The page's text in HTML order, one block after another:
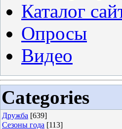
Каталог
Опросы
Видео
Categories
Дружба [639]
Сезоны года [113]